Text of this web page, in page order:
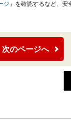
ジ 」を確認するなど、
次のページへ